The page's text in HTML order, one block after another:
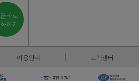
바로
하기
이용안내 고객센터